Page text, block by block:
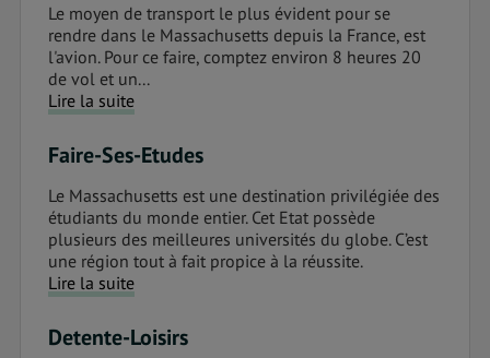
Le moyen de transport le plus évident pour se
rendre dans le Massachusetts depuis la France, est
l'avion. Pour ce faire, comptez environ 8 heures 20
de vol et un...
Lire la suite
Faire-Ses-Etudes
Le Massachusetts est une destination privilégiée des
étudiants du monde entier. Cet Etat possède
plusieurs des meilleures universités du globe. C’est
une région tout à fait propice à la réussite.
Lire la suite
Detente-Loisirs